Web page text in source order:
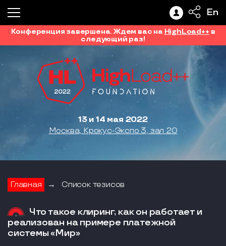
En
Конференция завершена. Ждем вас на HighLoad++ в
следующий раз!
13 и 14 мая 2022
Москва, Крокус-Экспо 3, зал 20
Главная → Список тезисов
Что такое клиринг, как он работает и
реализован на примере платежной
системы «Мир»